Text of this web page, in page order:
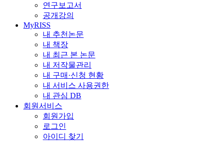
연구보고서
공개강의
MyRISS
내 추천논문
내 책장
내 최근 본 논문
내 저작물관리
내 구매·신청 현황
내 서비스 사용권한
내 관심 DB
회원서비스
회원가입
로그인
아이디 찾기